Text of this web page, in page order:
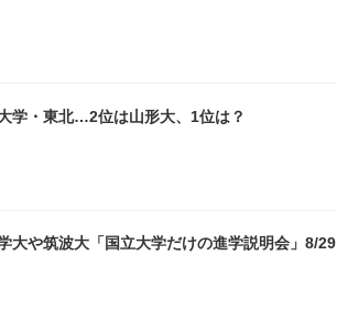
学・東北…2位は山形大、1位は？
大や筑波大「国立大学だけの進学説明会」8/29